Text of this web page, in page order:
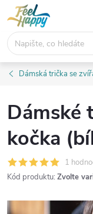
Přejít
na
obsah
Dámská trička se
Dámské
kočka
1
Kód produktu: Zvolte